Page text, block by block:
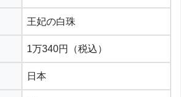
王妃の白珠
1万340円（税込）
日本